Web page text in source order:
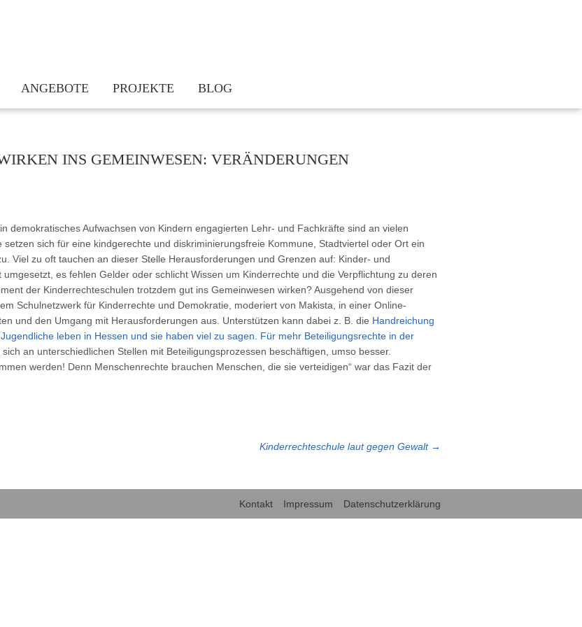
ANGEBOTE
Beratung und Vernetzung
Newsletter
PROJEKTE
KindGeRecht! – Stärkung des demokratischen Miteinanders durch Kinderrechte
Kleine Worte – Große Wirkung! Kinderrechte in der frühkindlichen Bildung und Sprachförderung
Actionbound Kinderrechte
Lauf für Kinderrechte Hessen 2020
Ich – Du – Wir: Bildmosaik „Wir alle für Kinderrechte“
BLOG
INS GEMEINWESEN: VERÄNDERUNGEN
demokratisches Aufwachsen von Kindern engagierten Lehr- und Fachkräfte sind an vielen
sich für eine kindgerechte und diskriminierungsfreie Kommune, Stadtviertel oder Ort ein
Viel zu oft tauchen an dieser Stelle Herausforderungen und Grenzen auf: Kinder- und
es fehlen Gelder oder schlicht Wissen um Kinderrechte und die Verpflichtung zu deren
der Kinderrechteschulen trotzdem gut ins Gemeinwesen wirken? Ausgehend von dieser
Schulnetzwerk für Kinderrechte und Demokratie, moderiert von Makista, in einer Online-
und den Umgang mit Herausforderungen aus. Unterstützen kann dabei z. B. die Handreichung
leben in Hessen und sie haben viel zu sagen. Für mehr Beteiligungsrechte in der
sich an unterschiedlichen Stellen mit Beteiligungsprozessen beschäftigen, umso besser.
werden! Denn Menschenrechte brauchen Menschen, die sie verteidigen“ war das Fazit der
Kinderrechteschule laut gegen Gewalt →
Kontakt Impressum Datenschutzerklärung